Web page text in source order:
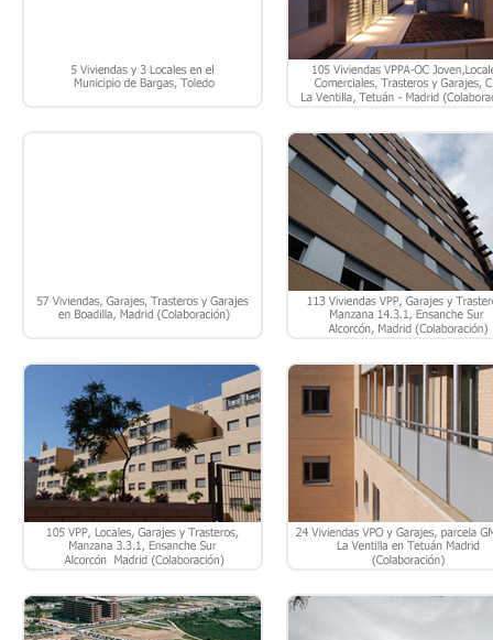
24 VPO Y GARAJE, PARCELA
A, LA VENTILLA, TETUÁN
MADRID.
PROYECTO BÁSICO PARA NUEVO
HOSPITAL ELCHE-CREVILLENTE, EN
EL SECTOR E-27, EN ELCHE –
ALICANTE
CONCURSO CENTRO DE
“RIVAS 1º DE MAYO” RIVAS
VACIAMADRID – MADRID.